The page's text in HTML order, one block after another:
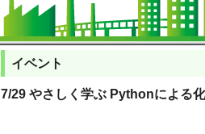
イベント
7/29 やさしく学ぶ Pythonによる